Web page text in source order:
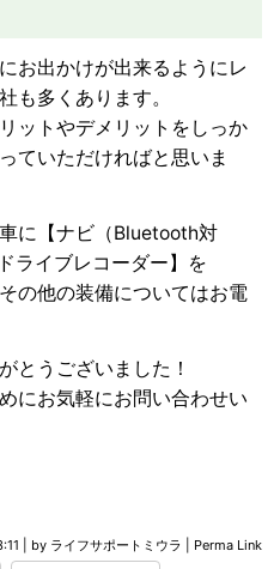
お出かけが出来るようにレ
も多くあります。
ットやデメリットをしっか
ていただければと思いま
に【ナビ（Bluetooth対
ライブレコーダー】を
の他の装備についてはお電
とうございました！
にお気軽にお問い合わせい
by ライフサポートミウラ Perma Link